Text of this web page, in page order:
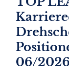
06/2026